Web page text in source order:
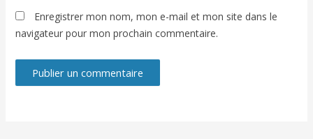
Enregistrer mon nom, mon e-mail et mon site dans le
navigateur pour mon prochain commentaire.